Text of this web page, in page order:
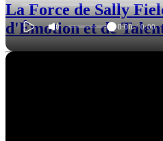
La Force de Sally
d'Émotion et de0:00 / 0:00
La Force de Sally
Sally Field est une actrice
du public avec ses performances